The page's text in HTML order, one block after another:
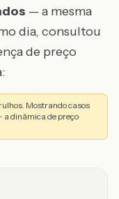
— a mesma
dia, consultou
de preço
Mostrando casos
a dinâmica de preço